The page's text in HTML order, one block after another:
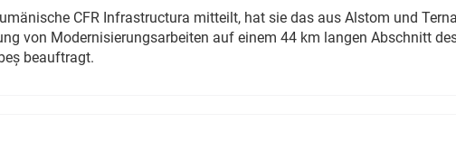
CFR Infrastructura mitteilt, hat sie das aus Alstom und
von Modernisierungsarbeiten auf einem 44 km langen Abschnitt
beauftragt.